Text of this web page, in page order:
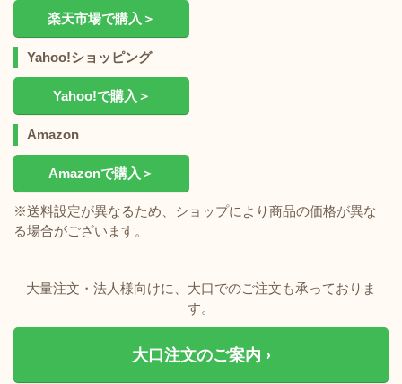
楽天市場で購入＞
Yahoo!ショッピング
Yahoo!で購入＞
Amazon
Amazonで購入＞
※送料設定が異なるため、ショップにより商品の価格が異な
る場合がございます。
大量注文・法人様向けに、大口でのご注文も承っておりま
す。
大口注文のご案内 ›